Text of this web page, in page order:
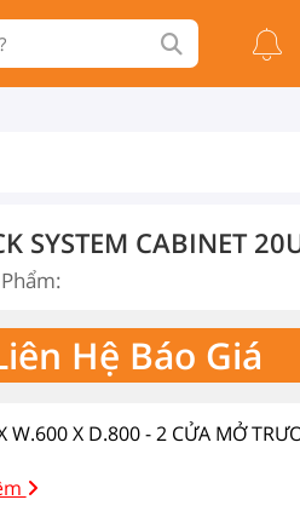
SYSTEM CABINET
Hệ Báo Giá
W.600 X D.800 - 2 CỬA MỞ